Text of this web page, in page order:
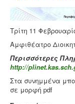
Τρίτη 11
Αμφιθέατρο
Περισσότερες
http://
Στα συνημμένα
σε μορφή pdf